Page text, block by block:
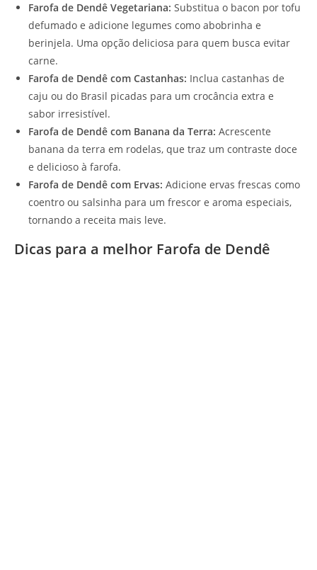
Farofa de Dendê Vegetariana: Substitua o bacon por tofu
defumado e adicione legumes como abobrinha e
berinjela. Uma opção deliciosa para quem busca evitar
carne.
Farofa de Dendê com Castanhas: Inclua castanhas de
caju ou do Brasil picadas para um crocância extra e
sabor irresistível.
Farofa de Dendê com Banana da Terra: Acrescente
banana da terra em rodelas, que traz um contraste doce
e delicioso à farofa.
Farofa de Dendê com Ervas: Adicione ervas frescas como
coentro ou salsinha para um frescor e aroma especiais,
tornando a receita mais leve.
Dicas para a melhor Farofa de Dendê